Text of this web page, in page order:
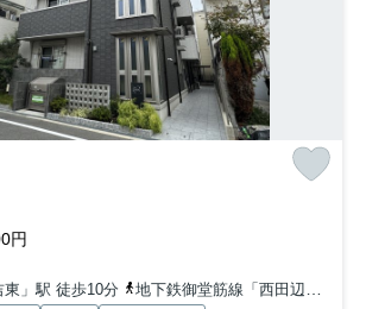
円
」駅 徒歩10分
地下鉄御堂筋線「西田辺」駅 徒歩21分